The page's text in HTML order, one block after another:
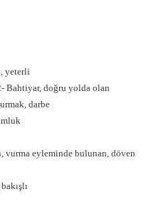
yeterli
Bahtiyar, doğru yolda olan
darbe
vurma eyleminde bulunan, döven